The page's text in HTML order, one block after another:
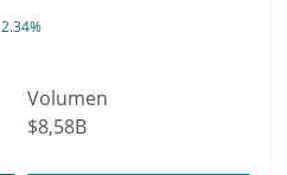
2.34%
Volumen
$8,58B